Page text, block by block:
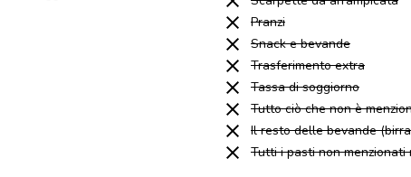
Pranzi
Snack e bevande
Trasferimento extra
Tassa di soggiorno
Tutto ciò che non è
Il resto delle bevande
Tutti i pasti non menzionati